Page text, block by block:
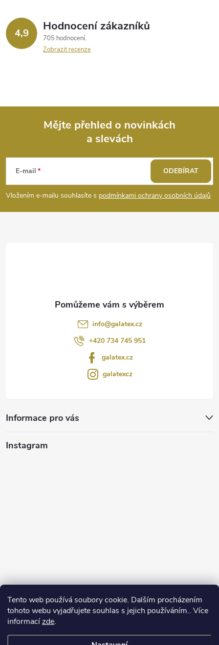
Tento web používá soubory cookie. Dalším procházením
tohoto webu vyjadřujete souhlas s jejich používáním.. Více
informacízde.
r
v
v
s
u
4,9 Hodnocení zákazníků
705 hodnocení
Zobrazit recenze
p
a
Mějte přehled o novinkách
a slevách
E-mail
Vložením e-mailu souhlasíte s podmínkami ochrany osobních údajů
ODEBÍRAT
info@galatex.cz
+420 734 745 951
galatex.cz
galatexcz
Informace pro vás
Instagram
Sledovat na Instagramu